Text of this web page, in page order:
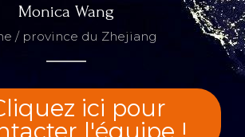
Monica Wang
/ province du Zhejiang
ici pour
l'équipe !